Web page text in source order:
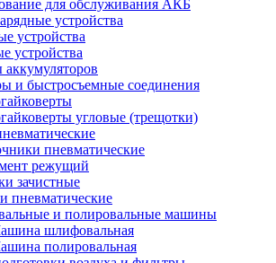
для обслуживания АКБ
устройства
устройства
устройства
аккумуляторов
и быстросъемные соединения
угловые (трещотки)
пневматические
режущий
зачистные
пневматические
и полировальные машины
шлифовальная
полировальная